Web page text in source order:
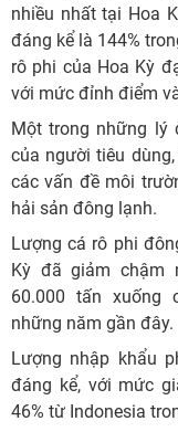
nhiều nhất tại Hoa
đáng kể là 144%
rô phi của Hoa Kỳ
với mức đỉnh điểm
Một trong những lý
của người tiêu
các vấn đề môi
hải sản đông lạnh.
Lượng cá rô phi
Kỳ đã giảm chậm
60.000 tấn xuống
những năm gần đây.
Lượng nhập khẩu
đáng kể, với mức
46% từ Indonesia